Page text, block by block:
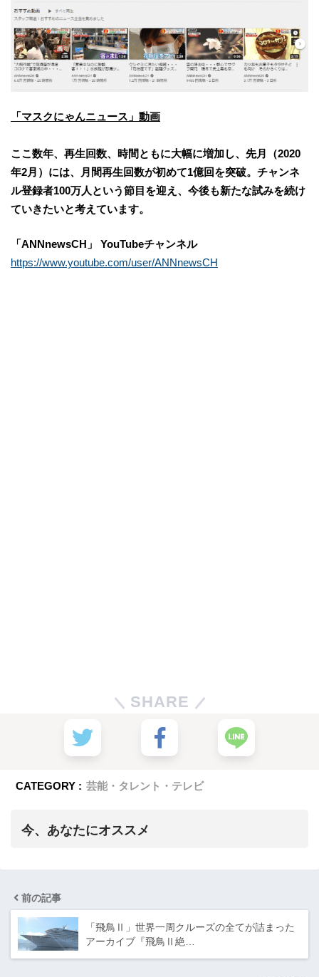
「マスクにゃんニュース」動画
ここ数年、 再生 回数、時間ともに大幅に増加 し、先月（2020
年2月） には、月間再生回数が初めて1億回を突破。チャンネ
ル登録者100万人という節目を迎え、今後も新たな試みを続け
ていきたいと考えています。
「ANNnewsCH」 YouTubeチャンネル
https://www.youtube.com/user/ANNnewsCH
SHARE
CATEGORY : 芸能・タレント・テレビ
今、あなたにオススメ
前の記事
「飛鳥Ⅱ」世界一周クルーズの全てが詰まった
アーカイブ『飛鳥Ⅱ絶…